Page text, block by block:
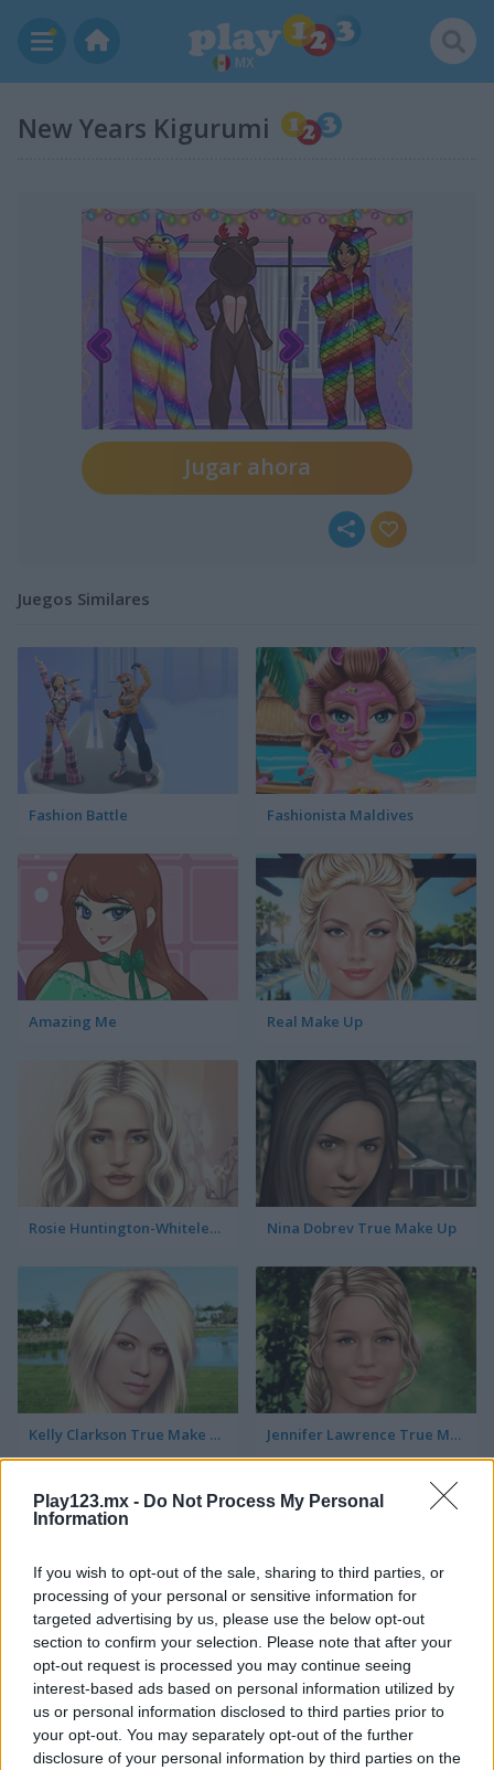
Play123.mx - Do Not Process My Personal
Information
If you wish to opt-out of the sale, sharing to third parties, or
processing of your personal or sensitive information for
targeted advertising by us, please use the below opt-out
section to confirm your selection. Please note that after your
opt-out request is processed you may continue seeing
interest-based ads based on personal information utilized by
us or personal information disclosed to third parties prior to
your opt-out. You may separately opt-out of the further
disclosure of your personal information by third parties on the
MX
New Years Kigurumi
Jugar ahora
Juegos Similares
Fashion Battle Fashionista Maldives
Amazing Me Real Make Up
Rosie Huntington-Whiteley True Make Up Nina Dobrev True Make Up
Kelly Clarkson True Make Up Jennifer Lawrence True Make Up
Jennifer Aniston True Make Up Dakota Fanning True Make Up